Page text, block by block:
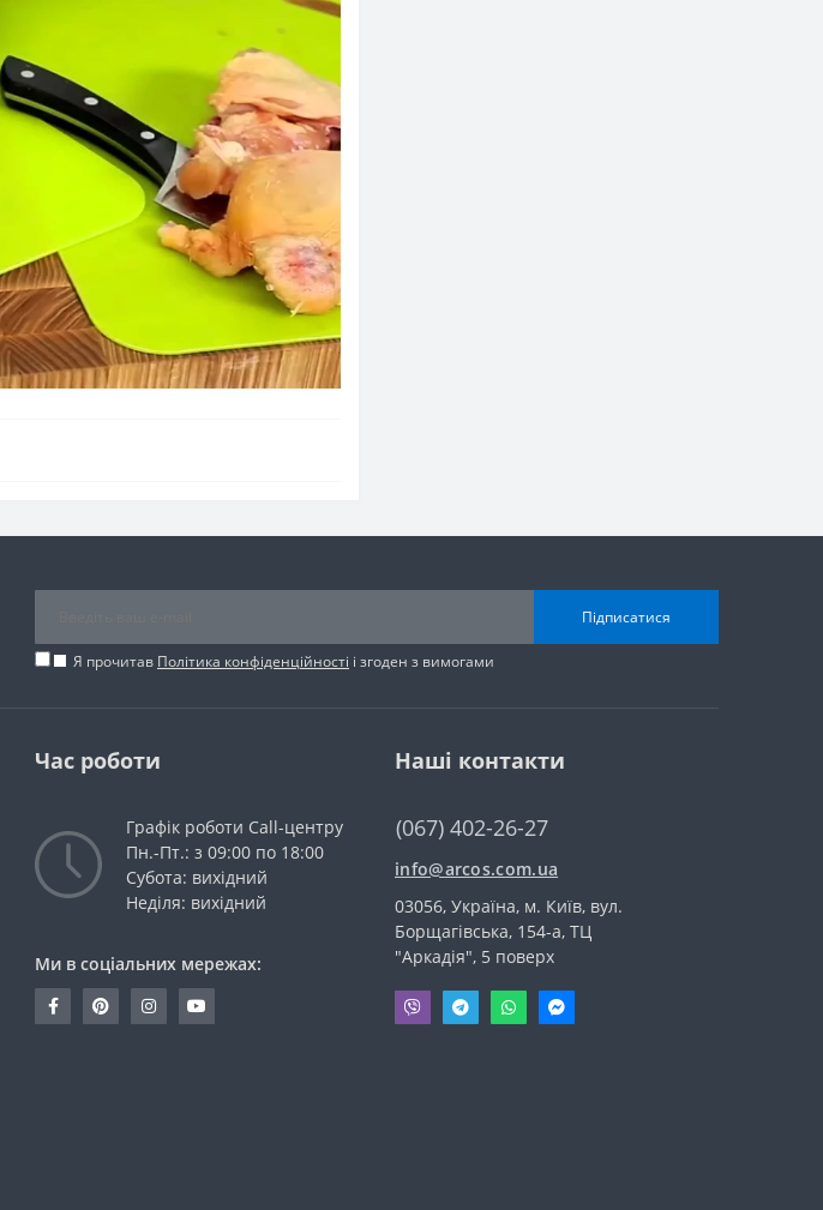
Підписатися
Я прочитав Політика конфіденційності і згоден з вимогами
Час роботи
Графік роботи Call-центру
Пн.-Пт.: з 09:00 по 18:00
Субота: вихідний
Неділя: вихідний
Ми в соціальних мережах:
Наші контакти
(067) 402-26-27
info@arcos.com.ua
03056, Україна, м. Київ, вул.
Борщагівська, 154-а, ТЦ
"Аркадія", 5 поверх